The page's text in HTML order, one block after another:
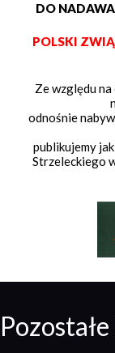
DO
POLSKI
Ze względu
odnośnie
publikujemy
Strzeleckiego